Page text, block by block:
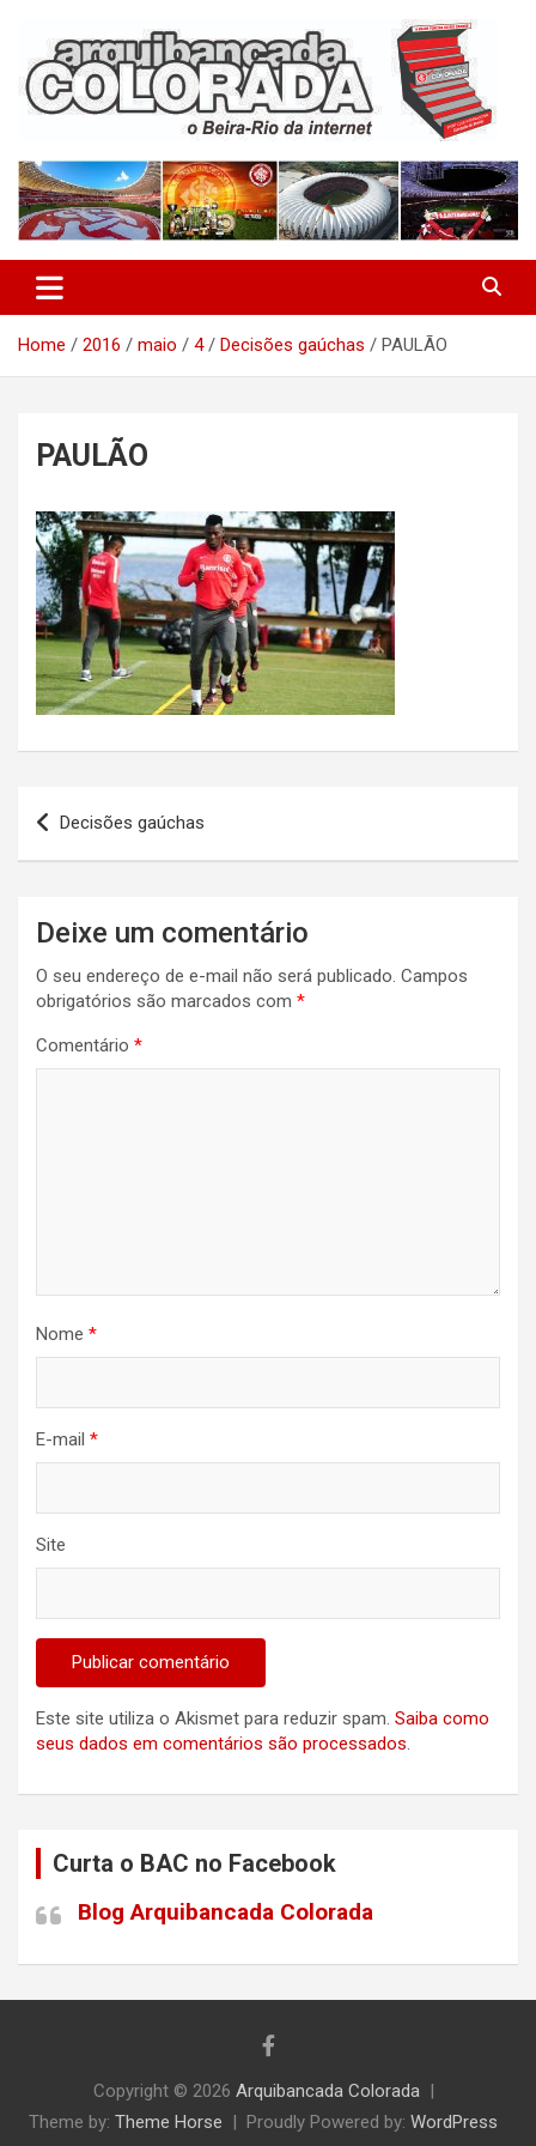
content
Arquibancada Colorada
Home 2016 maio 4 Decisões gaúchas PAULÃO
PAULÃO
Navegação
de
Decisões gaúchas
Deixe um comentário
O seu endereço de e-mail não será publicado. Campos
obrigatórios são marcados com *
Comentário *
Nome *
E-mail *
Site
Este site utiliza o Akismet para reduzir spam. Saiba como
seus dados em comentários são processados.
Curta o BAC no Facebook
Blog Arquibancada Colorada
Copyright © 2026 Arquibancada Colorada
Theme by: Theme Horse Proudly Powered by: WordPress